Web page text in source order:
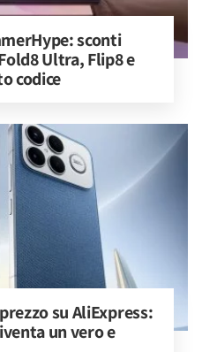
sconti
Ultra, Flip8 e
codice
su AliExpress:
un vero e